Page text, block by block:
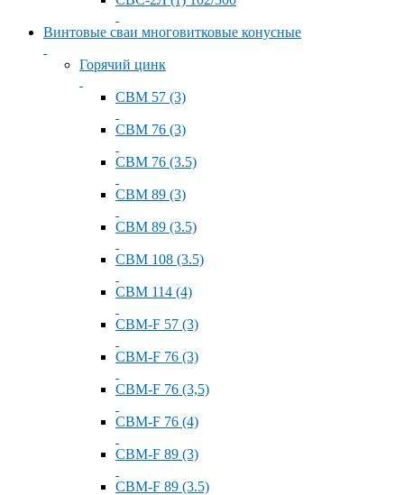
Винтовые сваи многовитковые конусные
Горячий цинк
СВМ 57 (3)
СВМ 76 (3)
СВМ 76 (3.5)
СВМ 89 (3)
СВМ 89 (3.5)
СВМ 108 (3.5)
СВМ 114 (4)
СВМ-F 57 (3)
СВМ-F 76 (3)
СВМ-F 76 (3,5)
СВМ-F 76 (4)
СВМ-F 89 (3)
СВМ-F 89 (3.5)